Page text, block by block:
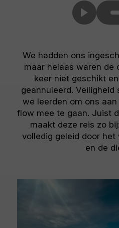
We hadden ons
maar helaas waren de
keer niet geschikt
geannuleerd.
we leerden om ons
flow mee te gaan. Juist
maakt deze reis zo
volledig geleid door
en de